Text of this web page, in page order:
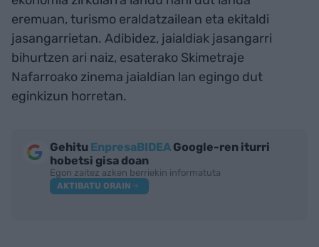
eremuan, turismo eraldatzailean eta ekitaldi
jasangarrietan. Adibidez, jaialdiak jasangarri
bihurtzen ari naiz, esaterako Skimetraje
Nafarroako zinema jaialdian lan egingo dut
eginkizun horretan.
Gehitu EnpresaBIDEA Google-ren iturri
hobetsi gisa doan
Egon zaitez azken berriekin informatuta
AKTIBATU ORAIN